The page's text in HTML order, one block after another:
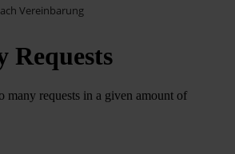
Vereinbarung